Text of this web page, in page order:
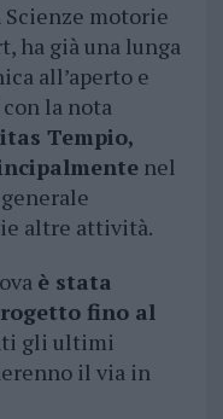
motorie
ha già una lunga
all’aperto e
la nota
Tempio,
nel
altre attività.
è stata
fino al
gli ultimi
il via in